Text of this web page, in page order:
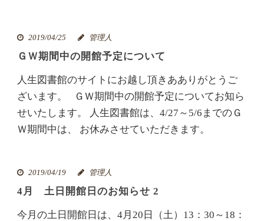
2019/04/25 管理人
ＧＷ期間中の開館予定について
人生図書館のサイトにお越し頂きあありがとうご
ざいます。 ＧＷ期間中の開館予定についてお知ら
せいたします。 人生図書館は、4/27～5/6までのＧ
Ｗ期間中は、 お休みさせていただきます。
2019/04/19 管理人
4月 土日開館日のお知らせ 2
今月の土日開館日は、4月20日（土）13：30～18：